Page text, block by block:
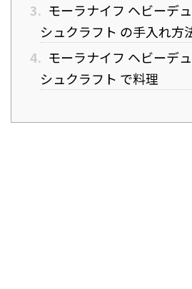
3. モーラナイフ ヘビーデ
シュクラフト の手入れ方
4. モーラナイフ ヘビーデ
シュクラフト で料理